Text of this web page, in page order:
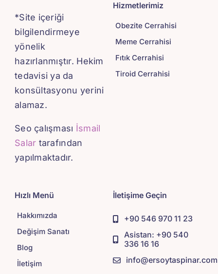
*Site içeriği
bilgilendirmeye
yönelik
hazırlanmıştır. Hekim
tedavisi ya da
konsültasyonu yerini
alamaz.
Seo çalışması İsmail
Salar tarafından
yapılmaktadır.
Hizmetlerimiz
Obezite Cerrahisi
Meme Cerrahisi
Fıtık Cerrahisi
Tiroid Cerrahisi
Hızlı Menü
Hakkımızda
Değişim Sanatı
Blog
İletişim
İletişime Geçin
+90 546 970 11 23
Asistan: +90 540
336 16 16
info@ersoytaspinar.com